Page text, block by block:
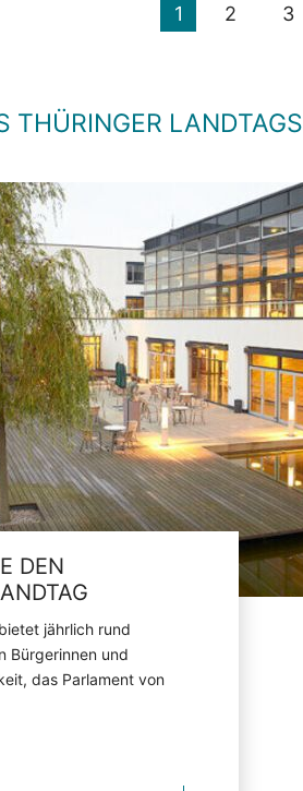
1 2 3
THÜRINGER LANDTAGS
DEN
jährlich rund
Bürgerinnen und
das Parlament von